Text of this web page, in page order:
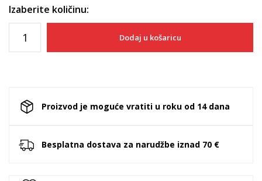
Izaberite količinu:
Dodaj u košaricu
Proizvod je moguće vratiti u roku od 14 dana
Besplatna dostava za narudžbe iznad 70 €